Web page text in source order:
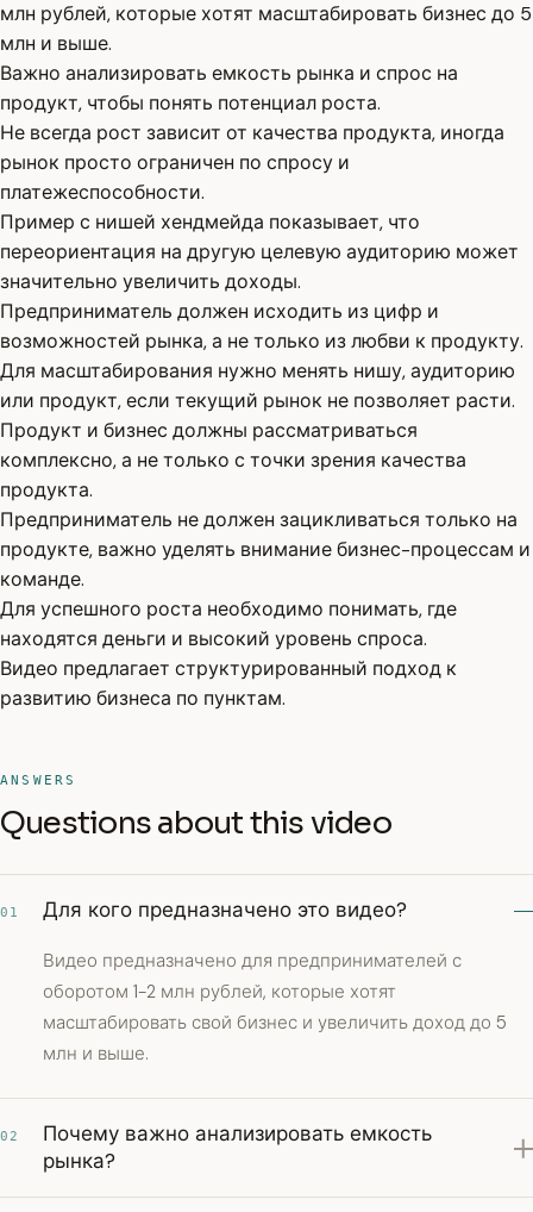
млн рублей, которые хотят масштабировать бизнес до 5
млн и выше.
Важно анализировать емкость рынка и спрос на
продукт, чтобы понять потенциал роста.
Не всегда рост зависит от качества продукта, иногда
рынок просто ограничен по спросу и
платежеспособности.
Пример с нишей хендмейда показывает, что
переориентация на другую целевую аудиторию может
значительно увеличить доходы.
Предприниматель должен исходить из цифр и
возможностей рынка, а не только из любви к продукту.
Для масштабирования нужно менять нишу, аудиторию
или продукт, если текущий рынок не позволяет расти.
Продукт и бизнес должны рассматриваться
комплексно, а не только с точки зрения качества
продукта.
Предприниматель не должен зацикливаться только на
продукте, важно уделять внимание бизнес-процессам и
команде.
Для успешного роста необходимо понимать, где
находятся деньги и высокий уровень спроса.
Видео предлагает структурированный подход к
развитию бизнеса по пунктам.
ANSWERS
Questions about this video
01 Для кого предназначено это видео?
Видео предназначено для предпринимателей с
оборотом 1-2 млн рублей, которые хотят
масштабировать свой бизнес и увеличить доход до 5
млн и выше.
02
Почему важно анализировать емкость
рынка?